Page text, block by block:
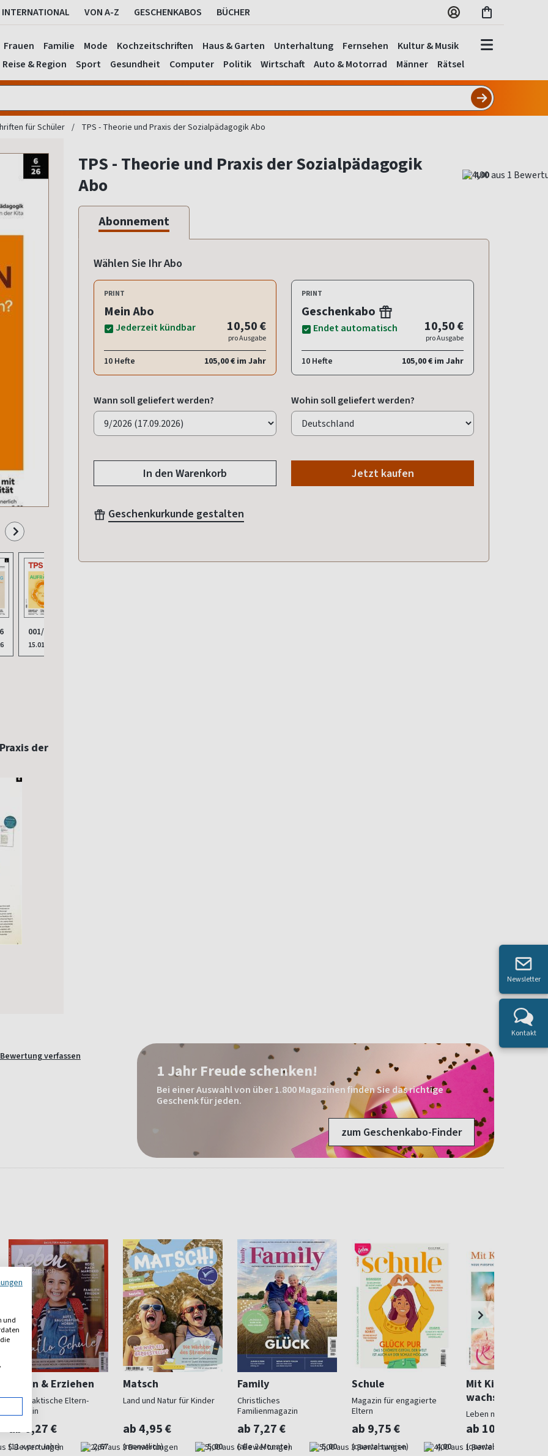
INTERNATIONAL VON A-Z GESCHENKABOS BÜCHER
Frauen Familie Mode Kochzeitschriften Haus & Garten Unterhaltung Fernsehen
Kultur & Musik
Reise & Region Sport Gesundheit Computer Politik Wirtschaft Auto & Motorrad Männer Rätsel
für Schüler TPS - Theorie und Praxis der Sozialpädagogik Abo
001/2026
15.01.2026
der
TPS - Theorie und Praxis der Sozialpädagogik
Abo
4,00
Abonnement
Wählen Sie Ihr Abo
PRINT
Mein Abo
Jederzeit kündbar 10,50 €
pro Ausgabe
10 Hefte 105,00 € im Jahr
PRINT
Geschenkabo
Endet automatisch 10,50 €
pro Ausgabe
10 Hefte 105,00 € im Jahr
Wann soll geliefert werden? Wohin soll geliefert werden?
In den Warenkorb Jetzt kaufen
Geschenkurkunde gestalten
Bewertung verfassen
1 Jahr Freude schenken!
Bei einer Auswahl von über 1.800 Magazinen finden Sie das richtige
Geschenk für jeden.
zum Geschenkabo-Finder
Leben & Erziehen
Das praktische Eltern-
Magazin
ab 6,27 €
(11 x pro Jahr) 2,67
Matsch
Land und Natur für Kinder
ab 4,95 €
(monatlich) 5,00
Family
Christliches
Familienmagazin
ab 7,27 €
(alle 2 Monate) 5,00
Schule
Magazin für engagierte
Eltern
ab 9,75 €
(quartalsweise) 4,00
Mit Kindern
wachsen
Leben mit Kindern
ab 10,50 €
(quartalsweise)
Newsletter
Kontakt
und